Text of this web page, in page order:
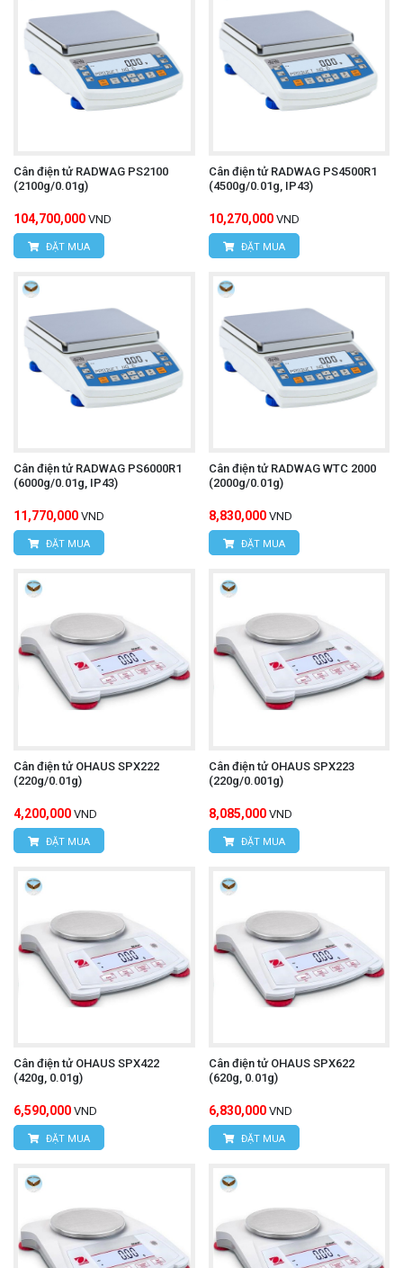
Cân điện tử RADWAG PS2100
(2100g/0.01g)
104,700,000 VND
ĐẶT MUA
Cân điện tử RADWAG PS4500R1
(4500g/0.01g, IP43)
10,270,000 VND
ĐẶT MUA
Cân điện tử RADWAG PS6000R1
(6000g/0.01g, IP43)
11,770,000 VND
ĐẶT MUA
Cân điện tử RADWAG WTC 2000
(2000g/0.01g)
8,830,000 VND
ĐẶT MUA
Cân điện tử OHAUS SPX222
(220g/0.01g)
4,200,000 VND
ĐẶT MUA
Cân điện tử OHAUS SPX223
(220g/0.001g)
8,085,000 VND
ĐẶT MUA
Cân điện tử OHAUS SPX422
(420g, 0.01g)
6,590,000 VND
ĐẶT MUA
Cân điện tử OHAUS SPX622
(620g, 0.01g)
6,830,000 VND
ĐẶT MUA